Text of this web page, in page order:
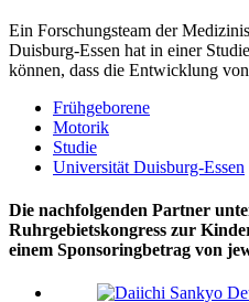
Ein Forschungsteam der
Duisburg-Essen hat in einer
können, dass die Entwicklung
Frühgeborene
Motorik
Studie
Universität Duisburg-Essen
Die nachfolgenden Partner
Ruhrgebietskongress zur
einem Sponsoringbetrag von